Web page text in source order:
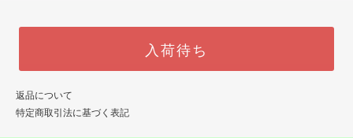
入荷待ち
返品について
特定商取引法に基づく表記